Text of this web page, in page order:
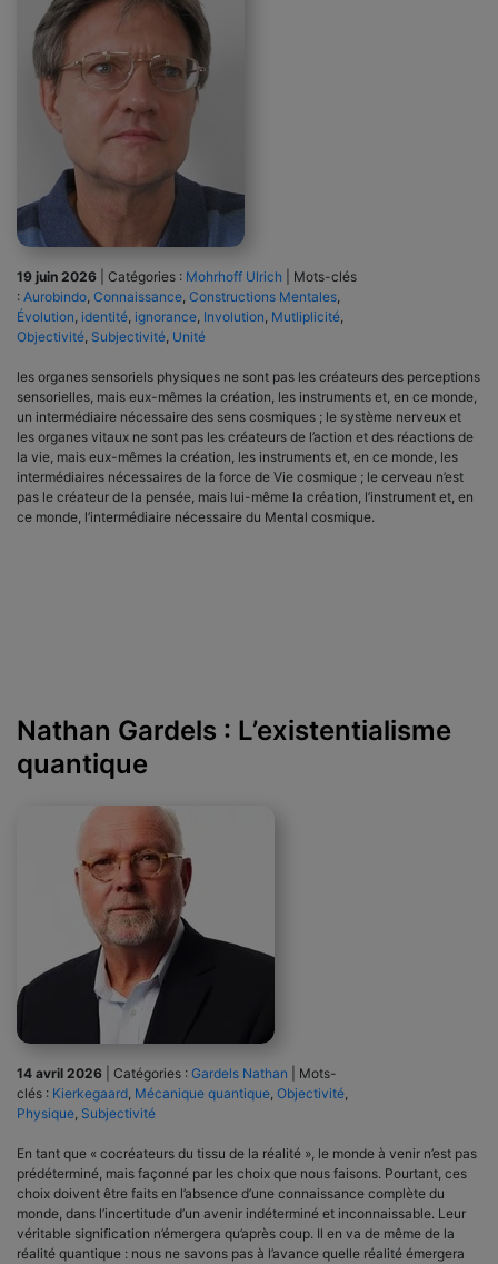
19 juin 2026 Catégories : Mohrhoff Ulrich
Mots-clés
: Aurobindo Connaissance Constructions Mentales
Évolution identité ignorance Involution Mutliplicité
Objectivité Subjectivité Unité
les organes sensoriels physiques ne sont pas les créateurs des perceptions
sensorielles, mais eux-mêmes la création, les instruments et, en ce monde,
un intermédiaire nécessaire des sens cosmiques ; le système nerveux et
les organes vitaux ne sont pas les créateurs de l’action et des réactions de
la vie, mais eux-mêmes la création, les instruments et, en ce monde, les
intermédiaires nécessaires de la force de Vie cosmique ; le cerveau n’est
pas le créateur de la pensée, mais lui-même la création, l’instrument et, en
ce monde, l’intermédiaire nécessaire du Mental cosmique.
Nathan Gardels : L’existentialisme
quantique
14 avril 2026 Catégories : Gardels Nathan
Mots-
clés : Kierkegaard, Mécanique quantique, Objectivité,
Physique, Subjectivité
En tant que « cocréateurs du tissu de la réalité », le monde à venir n’est pas
prédéterminé, mais façonné par les choix que nous faisons. Pourtant, ces
choix doivent être faits en l’absence d’une connaissance complète du
monde, dans l’incertitude d’un avenir indéterminé et inconnaissable. Leur
véritable signification n’émergera qu’après coup. Il en va de même de la
réalité quantique : nous ne savons pas à l’avance quelle réalité émergera